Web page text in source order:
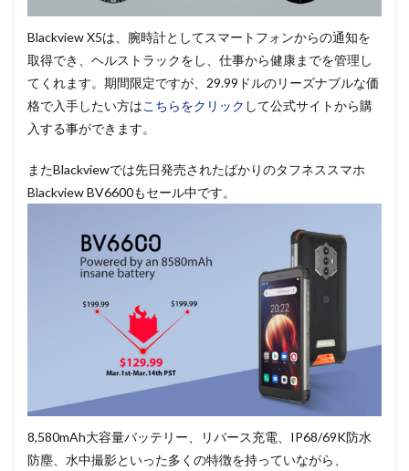
Blackview X5は、腕時計としてスマートフォンからの通知を
取得でき、ヘルストラックをし、仕事から健康までを管理し
てくれます。期間限定ですが、29.99ドルのリーズナブルな価
格で入手したい方はこちらをクリック して公式サイトから購
入する事ができます。
またBlackviewでは先日発売されたばかりのタフネススマホ
Blackview BV6600もセール中です。
8,580mAh大容量バッテリー、リバース充電、IP68/69K防水
防塵、水中撮影といった多くの特徴を持っていながら、